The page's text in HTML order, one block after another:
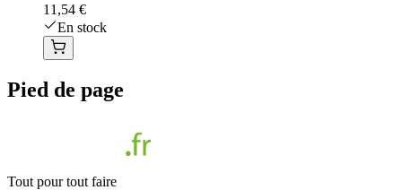
11,54 €
En stock
Pied de page
Tout pour tout faire